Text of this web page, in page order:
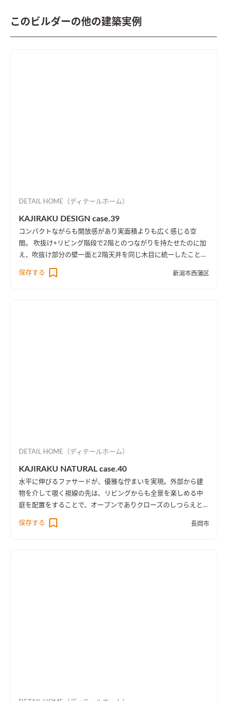
このビルダーの他の建築実例
DETAIL HOME（ディテールホーム）
KAJIRAKU DESIGN case.39
コンパクトながらも開放感があり実面積よりも広く感じる空
間。 吹抜け+リビング階段で2階とのつながりを持たせたのに加
え、吹抜け部分の壁一面と2階天井を同じ木目に統一したことに
より、1階・2階の一体感を演出しました。 趣味のピアノ室は、
楽譜を整理する本棚を壁一面に設け、屋外への防音効果も担って
保存する 新潟市西蒲区
DETAIL HOME（ディテールホーム）
KAJIRAKU NATURAL case.40
水平に伸びるファサードが、優雅な佇まいを実現。外部から建
物を介して覗く視線の先は、リビングからも全景を楽しめる中
庭を配置をすることで、オープンでありクローズのしつらえとし
保存する
長岡市